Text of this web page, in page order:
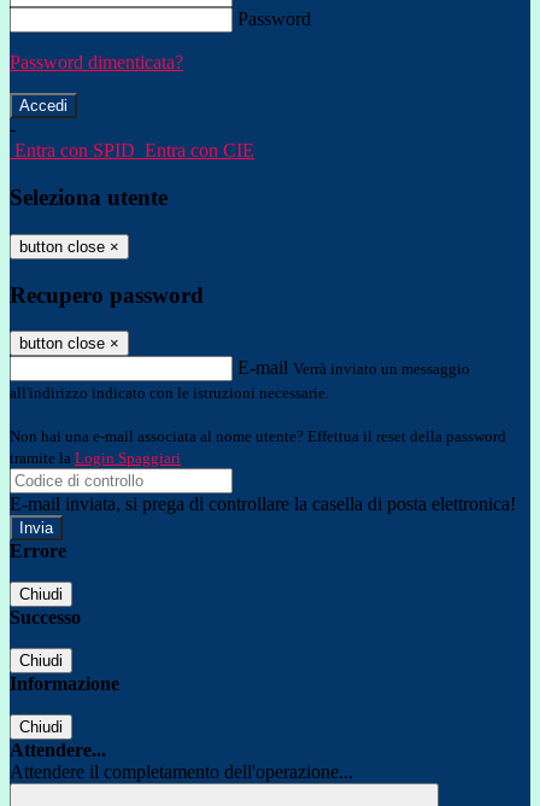
Password
Password dimenticata?
-
Entra con SPID Entra con CIE
Seleziona utente
button close ×
Recupero password
button close ×
E-mail Verrà inviato un messaggio
all'indirizzo indicato con le istruzioni necessarie.
Non hai una e-mail associata al nome utente? Effettua il reset della password
tramite la Login Spaggiari
E-mail inviata, si prega di controllare la casella di posta elettronica!
Errore
Chiudi
Successo
Chiudi
Informazione
Chiudi
Attendere...
Attendere il completamento dell'operazione...